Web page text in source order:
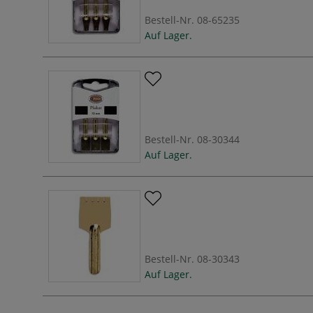
Bestell-Nr. 08-65235
Auf Lager.
Bestell-Nr. 08-30344
Auf Lager.
Bestell-Nr. 08-30343
Auf Lager.